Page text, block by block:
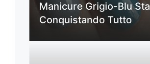
Manicure Grigio-Blu Sta
Conquistando Tutto